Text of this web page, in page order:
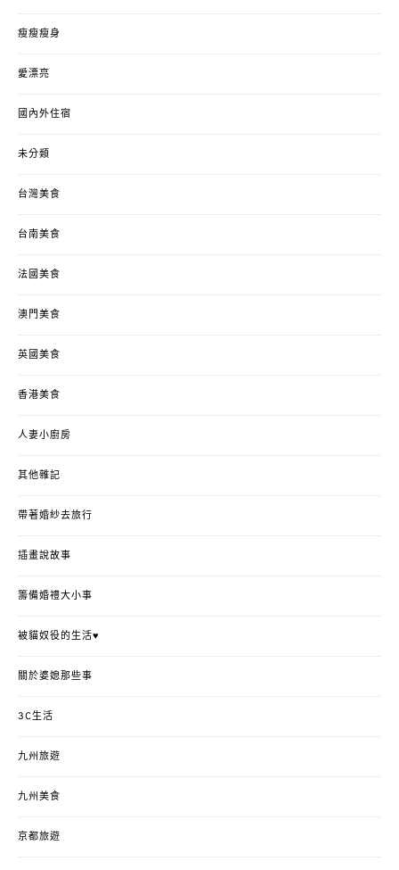
瘦瘦瘦身
愛漂亮
國內外住宿
未分類
台灣美食
台南美食
法國美食
澳門美食
英國美食
香港美食
人妻小廚房
其他雜記
帶著婚紗去旅行
插畫說故事
籌備婚禮大小事
被貓奴役的生活♥
關於婆媳那些事
3C生活
九州旅遊
九州美食
京都旅遊